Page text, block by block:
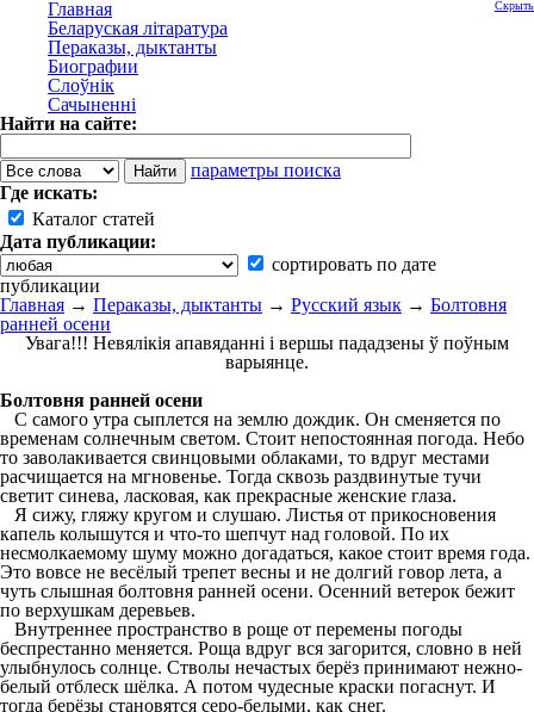
Главная
Беларуская літаратура
Пераказы, дыктанты
Биографии
Слоўнік
Сачыненні
Найти на сайте:
параметры поиска
Где искать:
Каталог статей
Дата публикации:
сортировать по дате
публикации
Скрыть
Главная → Пераказы, дыктанты → Русский язык → Болтовня
ранней осени
Увага!!! Невялікія апавяданні і вершы пададзены ў поўным
варыянце.
Болтовня ранней осени
С самого утра сыплется на землю дождик. Он сменяется по
временам солнечным светом. Стоит непостоянная погода. Небо
то заволакивается свинцовыми облаками, то вдруг местами
расчищается на мгновенье. Тогда сквозь раздвинутые тучи
светит синева, ласковая, как прекрасные женские глаза.
Я сижу, гляжу кругом и слушаю. Листья от прикосновения
капель колышутся и что-то шепчут над головой. По их
несмолкаемому шуму можно догадаться, какое стоит время года.
Это вовсе не весёлый трепет весны и не долгий говор лета, а
чуть слышная болтовня ранней осени. Осенний ветерок бежит
по верхушкам деревьев.
Внутреннее пространство в роще от перемены погоды
беспрестанно меняется. Роща вдруг вся загорится, словно в ней
улыбнулось солнце. Стволы нечастых берёз принимают нежно-
белый отблеск шёлка. А потом чудесные краски погаснут. И
тогда берёзы становятся серо-белыми, как снег.